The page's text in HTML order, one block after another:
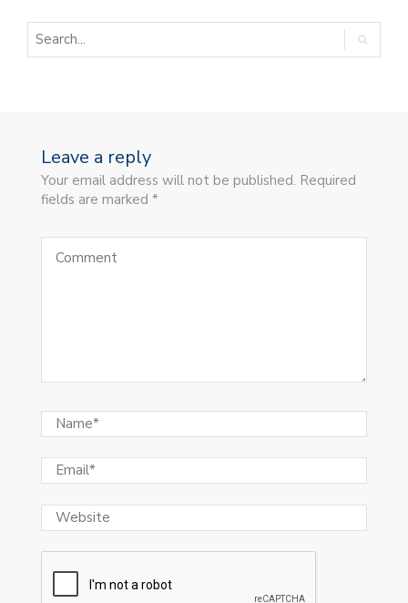
Leave a reply
Your email address will not be published. Required
fields are marked *